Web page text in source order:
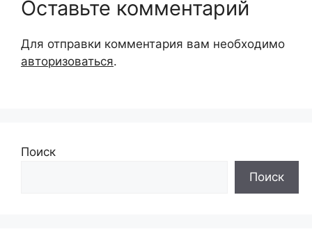
Оставьте комментарий
Для отправки комментария вам необходимо
авторизоваться.
Поиск
Поиск